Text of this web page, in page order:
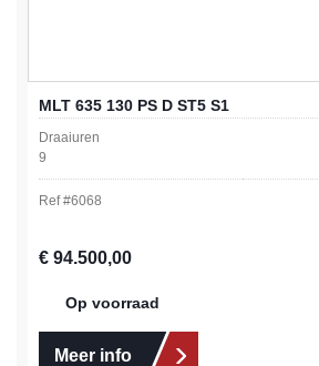
MLT 635 130 PS D ST5 S1
Draaiuren
9
Ref #6068
Normale prijs:
€ 94.500,00
Op voorraad
Meer info